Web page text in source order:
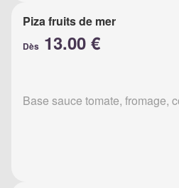
Piza fruits de mer
Dès 13.00 €
Base sauce tomate, fromage,